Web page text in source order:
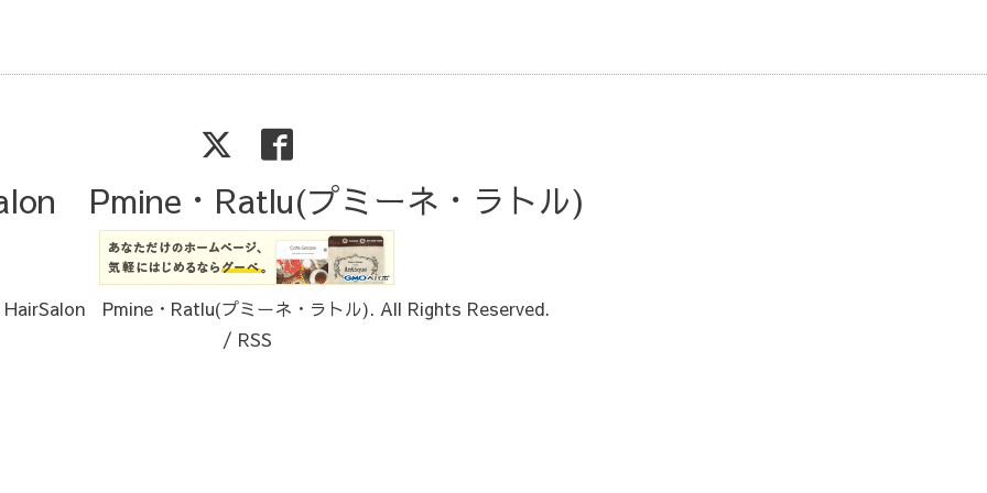
Pmine・Ratlu(プミーネ・ラトル)
HairSalon Pmine・Ratlu(プミーネ・ラトル). All Rights Reserved.
/ RSS